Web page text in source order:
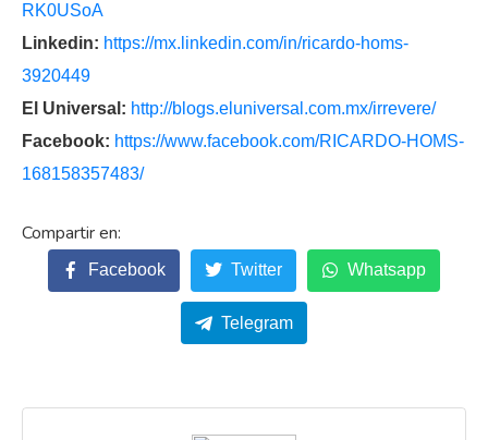
RK0USoA
Linkedin: https://mx.linkedin.com/in/ricardo-homs-
3920449
El Universal: http://blogs.eluniversal.com.mx/irrevere/
Facebook: https://www.facebook.com/RICARDO-HOMS-
168158357483/
Facebook Twitter Whatsapp
Telegram